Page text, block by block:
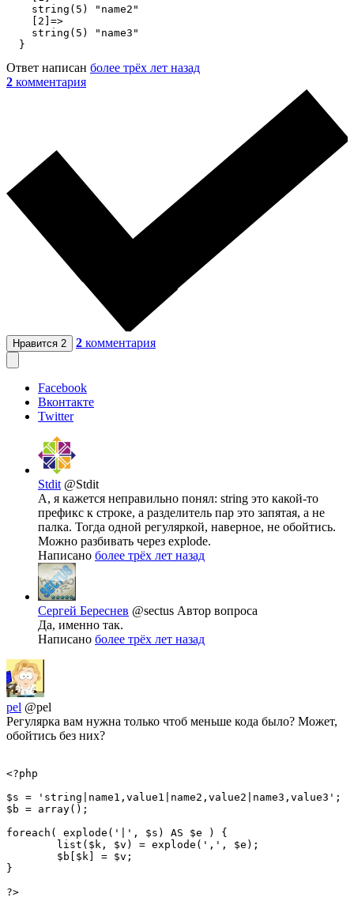
    string(5) "name2"
    [2]=>
    string(5) "name3"
  }
Ответ написан более трёх лет назад
2 комментария
Нравится 2 2 комментария
Facebook
Вконтакте
Twitter
Stdit @Stdit
А, я кажется неправильно понял: string это какой-то
префикс к строке, а разделитель пар это запятая, а не
палка. Тогда одной регуляркой, наверное, не обойтись.
Можно разбивать через explode.
Написано более трёх лет назад
Сергей Береснев @sectus Автор вопроса
Да, именно так.
Написано более трёх лет назад
pel @pel
Регулярка вам нужна только чтоб меньше кода было? Может,
обойтись без них?
<?php
$s = 'string|name1,value1|name2,value2|name3,value3';
$b = array();
foreach( explode('|', $s) AS $e ) {
}
?>